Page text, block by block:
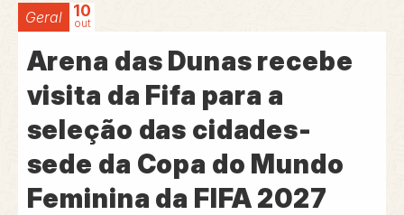
Geral 10
out
Arena das Dunas recebe
visita da Fifa para a
seleção das cidades-
sede da Copa do Mundo
Feminina da FIFA 2027